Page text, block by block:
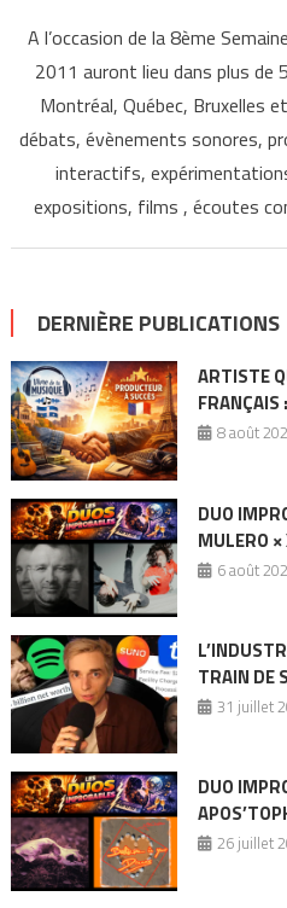
A l’occasion de la 8ème
2011 auront lieu dans plus de
Montréal, Québec, Bruxelles
débats, évènements sonores,
interactifs,
expositions, films , écoutes
DERNIÈRE PUBLICATIONS
ARTISTE
FRANÇAIS
8 août
DUO
MULERO
6 août
TRAIN DE
31 juillet
DUO
26 juillet